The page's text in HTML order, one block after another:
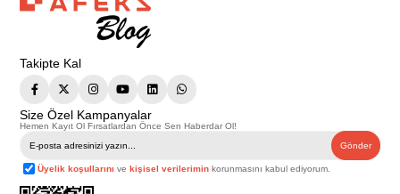
Takipte Kal
Size Özel Kampanyalar
Hemen Kayıt Ol Fırsatlardan Önce Sen Haberdar Ol!
Gönder
Üyelik koşullarını vekişisel verilerimin korunmasını kabul ediyorum.